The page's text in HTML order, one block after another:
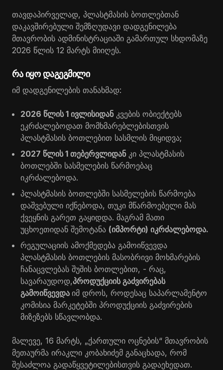
თავდაპირველად, პლასტმასის ბოთლებთან
დაკავშირებული შემზღუდავი დადგენილება
მთავრობის ადმინისტრაციაში გამართულ სხდომაზე
2026 წლის 12 მარტს მიიღეს.
რა იყო დაგეგმილი
იმ დადგენილების თანახმად:
2026 წლის 1 ივლისიდანკვების ობიექტებს
ეკრძალებოდათ მომხმარებლებისთვის
პლასტმასის ბოთლებით სასმლის მიყიდვა;
2027 წლის 1 თებერვლიდანკი პლასტმასის
ბოთლებში სასმელების წარმოებაც
იკრძალებოდა.
პლასტმასის ბოთლებში სასმელების წარმოება
დაშვებული იქნებოდა, თუკი მწარმოებელი მას
ქვეყნის გარეთ გაყიდდა. მაგრამ მათი
უცხოეთიდან შემოტანა (იმპორტი) იკრძალებოდა.
რეგულაციის ამოქმედება გამოიწვევდა
პლასტმასის ბოთლების მასობრივი მოხმარების
ჩანაცვლებას შუშის ბოთლებით, - რაც,
სავარაუდოდ,პროდუქციის გაძვირებას
გამოიწვევდა იმ დროს, როდესაც საპარლამენტო
კომისია მარკეტებში პროდუქციის გაძვირების
მიზეზებს სწავლობდა.
მალევე, 16 მარტს, „ქართული ოცნების“ მთავრობის
მეთაურმა ირაკლი კობახიძემ განაცხადა, რომ
შესაძლოა გადაწყვეტილებისთვის გადაეხედათ.